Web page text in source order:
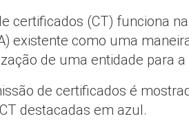
certificados (CT) funciona
existente como uma
de uma entidade para
de certificados é
destacadas em azul.